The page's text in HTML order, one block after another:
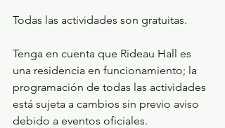
Todas las actividades son gratuitas.
Tenga en cuenta que Rideau Hall es
una residencia en funcionamiento; la
programación de todas las actividades
está sujeta a cambios sin previo aviso
debido a eventos oficiales.